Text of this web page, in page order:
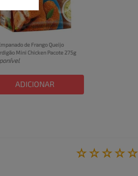
de Frango Queijo
Mini Chicken Pacote 275g
ADICIONAR
☆☆☆☆☆